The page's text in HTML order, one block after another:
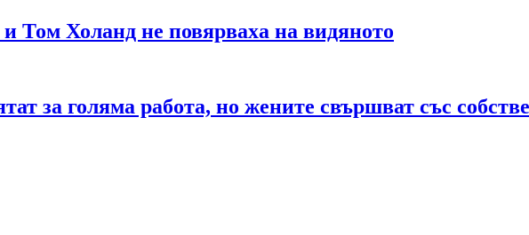
Том Холанд не повярваха на видяното
за голяма работа, но жените свършват със